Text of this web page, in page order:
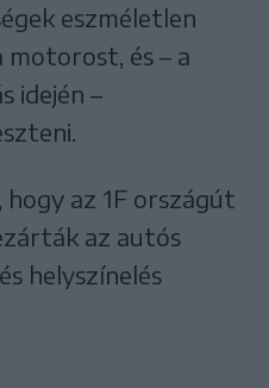
eszméletlen
és – a
idején –
az 1F országút
az autós
helyszínelés